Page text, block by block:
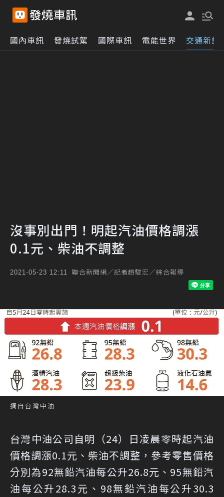
國內車訊 發燒試駕 國際車訊 電能世界 交通新訊
沒事別出門！明起汽油價格調漲
0.1元、柴油不調整
2021-05-23 12:11 聯合新聞網／記者趙駿宏／綜合報導
摘自台灣中油
台灣中油公司自明（24）日凌晨零時起汽油
價格調漲0.1元、柴油不調整，參考零售價格
分別為92無鉛汽油每公升26.8元、95無鉛汽
油每公升28.3元、98無鉛汽油每公升30.3